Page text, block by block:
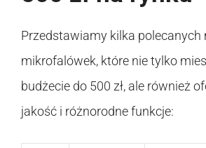
Przedstawiamy kilka polecanych
mikrofalówek, które nie tylko
budżecie do 500 zł, ale również
jakość i różnorodne funkcje: